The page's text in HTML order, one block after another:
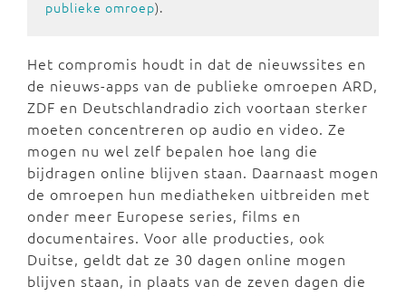
publieke omroep).
Het compromis houdt in dat de nieuwssites en
de nieuws-apps van de publieke omroepen ARD,
ZDF en Deutschlandradio zich voortaan sterker
moeten concentreren op audio en video. Ze
mogen nu wel zelf bepalen hoe lang die
bijdragen online blijven staan. Daarnaast mogen
de omroepen hun mediatheken uitbreiden met
onder meer Europese series, films en
documentaires. Voor alle producties, ook
Duitse, geldt dat ze 30 dagen online mogen
blijven staan, in plaats van de zeven dagen die